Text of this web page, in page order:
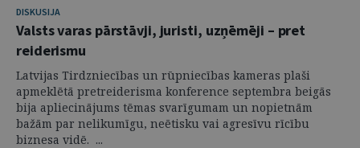
DISKUSIJA
Valsts varas pārstāvji, juristi, uzņēmēji – pret
reiderismu
Latvijas Tirdzniecības un rūpniecības kameras plaši
apmeklētā pretreiderisma konference septembra beigās
bija apliecinājums tēmas svarīgumam un nopietnām
bažām par nelikumīgu, neētisku vai agresīvu rīcību
biznesa vidē. ...